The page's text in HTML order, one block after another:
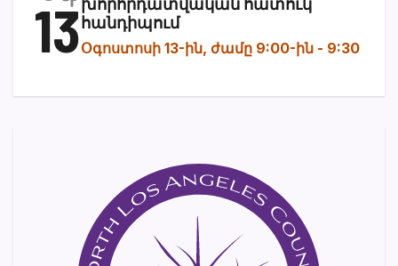
13 խորհրդատվական հատուկ
հանդիպում
Օգոստոսի 13-ին, ժամը 9:00-ին - 9:30